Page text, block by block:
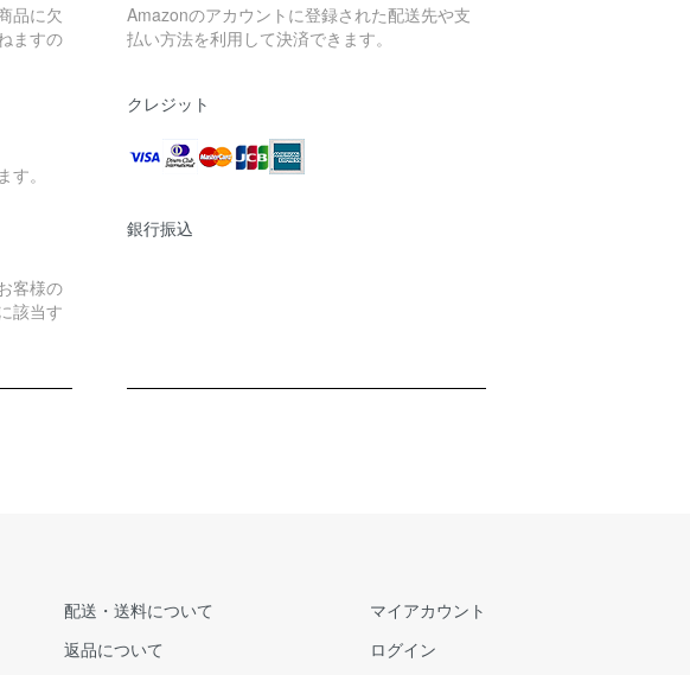
品に欠
ますの
。
客様の
該当す
Amazonのアカウントに登録された配送先や支
払い方法を利用して決済できます。
クレジット
銀行振込
配送・送料について
返品について
マイアカウント
ログイン